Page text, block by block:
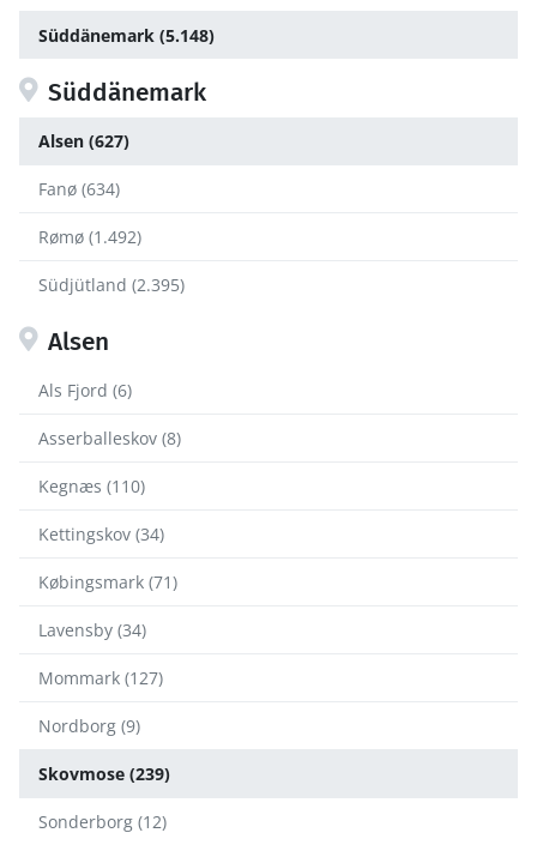
Süddänemark (5.148)
Süddänemark
Alsen (627)
Fanø (634)
Rømø (1.492)
Südjütland (2.395)
Alsen
Als Fjord (6)
Asserballeskov (8)
Kegnæs (110)
Kettingskov (34)
Købingsmark (71)
Lavensby (34)
Mommark (127)
Nordborg (9)
Skovmose (239)
Sonderborg (12)